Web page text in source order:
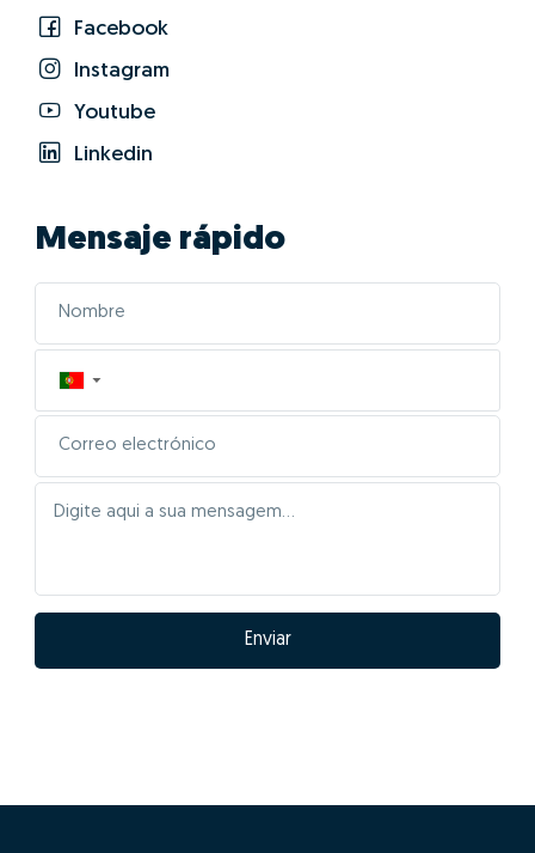
Facebook
Instagram
Youtube
Linkedin
Mensaje rápido
▼
Enviar